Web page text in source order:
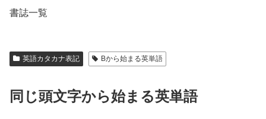
書誌一覧
英語カタカナ表記 Bから始まる英単語
同じ頭文字から始まる英単語